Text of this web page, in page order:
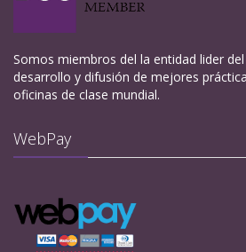
Somos miembros del la entidad lider
desarrollo y difusión de mejores
oficinas de clase mundial.
WebPay